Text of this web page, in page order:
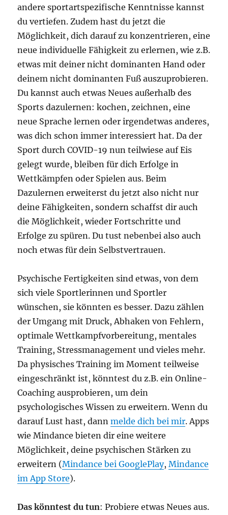
andere sportartspezifische Kenntnisse kannst
du vertiefen. Zudem hast du jetzt die
Möglichkeit, dich darauf zu konzentrieren, eine
neue individuelle Fähigkeit zu erlernen, wie z.B.
etwas mit deiner nicht dominanten Hand oder
deinem nicht dominanten Fuß auszuprobieren.
Du kannst auch etwas Neues außerhalb des
Sports dazulernen: kochen, zeichnen, eine
neue Sprache lernen oder irgendetwas anderes,
was dich schon immer interessiert hat. Da der
Sport durch COVID-19 nun teilwiese auf Eis
gelegt wurde, bleiben für dich Erfolge in
Wettkämpfen oder Spielen aus. Beim
Dazulernen erweiterst du jetzt also nicht nur
deine Fähigkeiten, sondern schaffst dir auch
die Möglichkeit, wieder Fortschritte und
Erfolge zu spüren. Du tust nebenbei also auch
noch etwas für dein Selbstvertrauen.
Psychische Fertigkeiten sind etwas, von dem
sich viele Sportlerinnen und Sportler
wünschen, sie könnten es besser. Dazu zählen
der Umgang mit Druck, Abhaken von Fehlern,
optimale Wettkampfvorbereitung, mentales
Training, Stressmanagement und vieles mehr.
Da physisches Training im Moment teilweise
eingeschränkt ist, könntest du z.B. ein Online-
Coaching ausprobieren, um dein
psychologisches Wissen zu erweitern. Wenn du
darauf Lust hast, dannmelde dich bei mir. Apps
wie Mindance bieten dir eine weitere
Möglichkeit, deine psychischen Stärken zu
erweitern (Mindance bei GooglePlay,Mindance
im App Store).
Das könntest du tun: Probiere etwas Neues aus.